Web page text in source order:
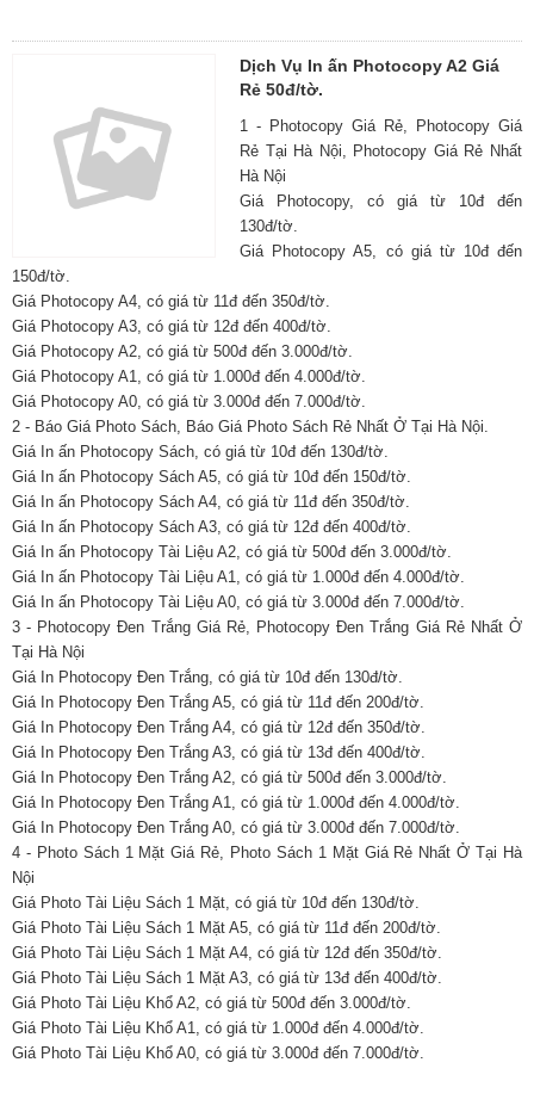
Dịch Vụ In ấn Photocopy A2 Giá
Rẻ 50đ/tờ.
1 - Photocopy Giá Rẻ, Photocopy Giá
Rẻ Tại Hà Nội, Photocopy Giá Rẻ Nhất
Hà Nội
Giá Photocopy, có giá từ 10đ đến
130đ/tờ.
Giá Photocopy A5, có giá từ 10đ đến
150đ/tờ.
Giá Photocopy A4, có giá từ 11đ đến 350đ/tờ.
Giá Photocopy A3, có giá từ 12đ đến 400đ/tờ.
Giá Photocopy A2, có giá từ 500đ đến 3.000đ/tờ.
Giá Photocopy A1, có giá từ 1.000đ đến 4.000đ/tờ.
Giá Photocopy A0, có giá từ 3.000đ đến 7.000đ/tờ.
2 - Báo Giá Photo Sách, Báo Giá Photo Sách Rẻ Nhất Ở Tại Hà Nội.
Giá In ấn Photocopy Sách, có giá từ 10đ đến 130đ/tờ.
Giá In ấn Photocopy Sách A5, có giá từ 10đ đến 150đ/tờ.
Giá In ấn Photocopy Sách A4, có giá từ 11đ đến 350đ/tờ.
Giá In ấn Photocopy Sách A3, có giá từ 12đ đến 400đ/tờ.
Giá In ấn Photocopy Tài Liệu A2, có giá từ 500đ đến 3.000đ/tờ.
Giá In ấn Photocopy Tài Liệu A1, có giá từ 1.000đ đến 4.000đ/tờ.
Giá In ấn Photocopy Tài Liệu A0, có giá từ 3.000đ đến 7.000đ/tờ.
3 - Photocopy Đen Trắng Giá Rẻ, Photocopy Đen Trắng Giá Rẻ Nhất Ở
Tại Hà Nội
Giá In Photocopy Đen Trắng, có giá từ 10đ đến 130đ/tờ.
Giá In Photocopy Đen Trắng A5, có giá từ 11đ đến 200đ/tờ.
Giá In Photocopy Đen Trắng A4, có giá từ 12đ đến 350đ/tờ.
Giá In Photocopy Đen Trắng A3, có giá từ 13đ đến 400đ/tờ.
Giá In Photocopy Đen Trắng A2, có giá từ 500đ đến 3.000đ/tờ.
Giá In Photocopy Đen Trắng A1, có giá từ 1.000đ đến 4.000đ/tờ.
Giá In Photocopy Đen Trắng A0, có giá từ 3.000đ đến 7.000đ/tờ.
4 - Photo Sách 1 Mặt Giá Rẻ, Photo Sách 1 Mặt Giá Rẻ Nhất Ở Tại Hà
Nội
Giá Photo Tài Liệu Sách 1 Mặt, có giá từ 10đ đến 130đ/tờ.
Giá Photo Tài Liệu Sách 1 Mặt A5, có giá từ 11đ đến 200đ/tờ.
Giá Photo Tài Liệu Sách 1 Mặt A4, có giá từ 12đ đến 350đ/tờ.
Giá Photo Tài Liệu Sách 1 Mặt A3, có giá từ 13đ đến 400đ/tờ.
Giá Photo Tài Liệu Khổ A2, có giá từ 500đ đến 3.000đ/tờ.
Giá Photo Tài Liệu Khổ A1, có giá từ 1.000đ đến 4.000đ/tờ.
Giá Photo Tài Liệu Khổ A0, có giá từ 3.000đ đến 7.000đ/tờ.